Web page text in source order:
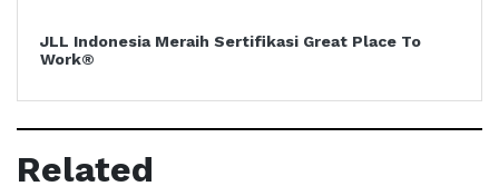
JLL Indonesia Meraih Sertifikasi Great Place To
Work®
Related